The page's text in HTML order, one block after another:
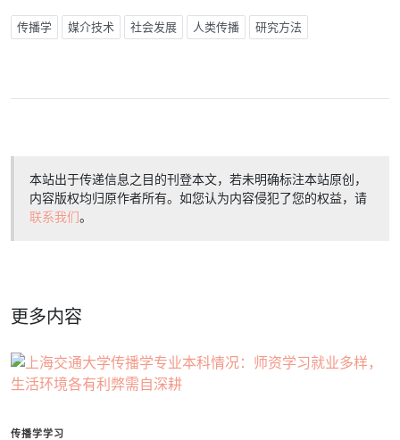
传播学 媒介技术 社会发展 人类传播 研究方法
本站出于传递信息之目的刊登本文，若未明确标注本站原创，
内容版权均归原作者所有。如您认为内容侵犯了您的权益，请
联系我们。
更多内容
传播学学习